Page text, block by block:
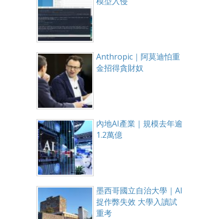
Anthropic｜阿莫迪怕重
金招得貪財奴
內地AI產業｜規模去年逾
1.2萬億
墨西哥國立自治大學｜AI
捉作弊失效 大學入讀試
重考